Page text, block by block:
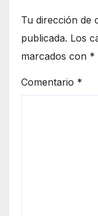
Tu dirección de
publicada. Los
marcados con *
Comentario *